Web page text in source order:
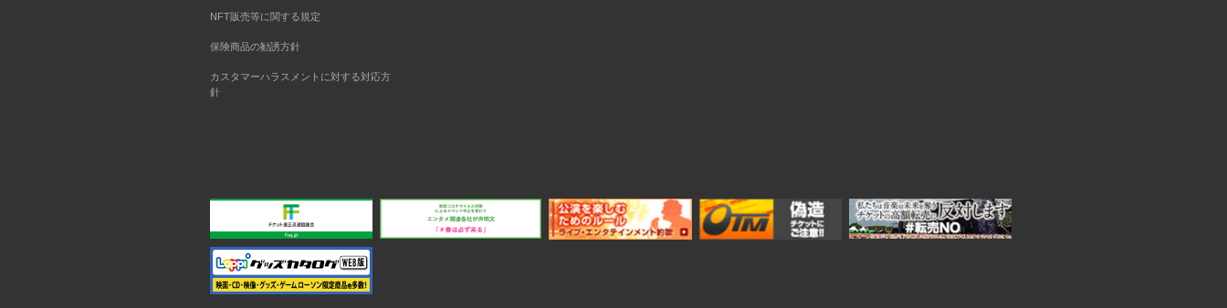
NFT販売等に関する規定
保険商品の勧誘方針
カスタマーハラスメントに対する対応方
針